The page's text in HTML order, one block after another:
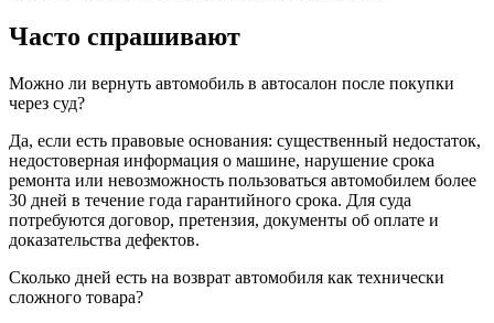
Часто спрашивают
Можно ли вернуть автомобиль в автосалон после покупки
через суд?
Да, если есть правовые основания: существенный недостаток,
недостоверная информация о машине, нарушение срока
ремонта или невозможность пользоваться автомобилем более
30 дней в течение года гарантийного срока. Для суда
потребуются договор, претензия, документы об оплате и
доказательства дефектов.
Сколько дней есть на возврат автомобиля как технически
сложного товара?